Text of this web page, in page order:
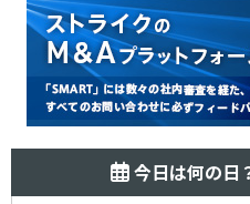
今日は何の日